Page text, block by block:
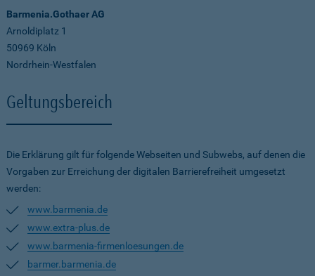
Barmenia.Gothaer AG
Arnoldiplatz 1
50969 Köln
Nordrhein-Westfalen
Geltungsbereich
Die Erklärung gilt für folgende Webseiten und Subwebs, auf denen die
Vorgaben zur Erreichung der digitalen Barrierefreiheit umgesetzt
werden:
www.barmenia.de
www.extra-plus.de
www.barmenia-firmenloesungen.de
barmer.barmenia.de